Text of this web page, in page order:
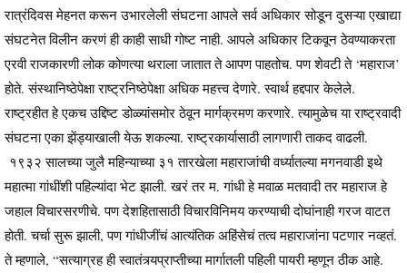
रात्रंदिवस मेहनत करून उभारलेली संघटना आपले सर्व अधिकार सोडून दुसऱ्या एखाद्या
संघटनेत विलीन करणं ही काही साधी गोष्ट नाही. आपले अधिकार टिकवून ठेवण्याकरता
एरवी राजकारणी लोक कोणत्या थराला जातात ते आपण पाहतोच. पण शेवटी ते ‘महाराज’
होते. संस्थानिष्ठेपेक्षा राष्ट्रनिष्ठेपेक्षा अधिक महत्त्व देणारे. स्वार्थ हद्दपार केलेले.
राष्ट्रहीत हे एकच उद्दिष्ट डोळ्यांसमोर ठेवून मार्गक्रमण करणारे. त्यामुळेच या राष्ट्रवादी
संघटना एका झेंड्याखाली येऊ शकल्या. राष्ट्रकार्यासाठी लागणारी ताकद वाढली.
१९३२ सालच्या जुलै महिन्याच्या ३१ तारखेला महाराजांची वर्ध्यातल्या मगनवाडी इथे
महात्मा गांधींशी पहिल्यांदा भेट झाली. खरं तर म. गांधी हे मवाळ मतवादी तर महाराज हे
जहाल विचारसरणीचे. पण देशहितासाठी विचारविनिमय करण्याची दोघांनाही गरज वाटत
होती. चर्चा सुरू झाली, पण गांधीजींचं आत्यंतिक अहिंसेचं तत्व महाराजांना पटणार नव्हतं.
ते म्हणाले, “सत्याग्रह ही स्वातंत्र्यप्राप्तीच्या मार्गातली पहिली पायरी म्हणून ठीक आहे.